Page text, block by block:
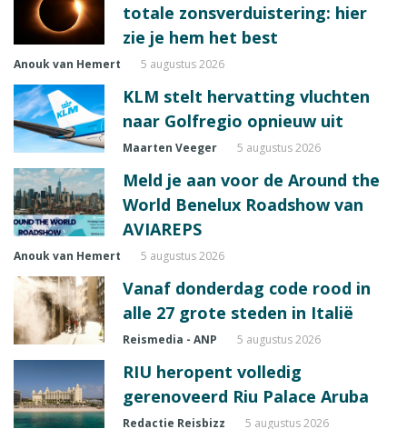
totale zonsverduistering: hier
zie je hem het best
Anouk van Hemert 5 augustus 2026
KLM stelt hervatting vluchten
naar Golfregio opnieuw uit
Maarten Veeger 5 augustus 2026
Meld je aan voor de Around the
World Benelux Roadshow van
AVIAREPS
Anouk van Hemert 5 augustus 2026
Vanaf donderdag code rood in
alle 27 grote steden in Italië
Reismedia - ANP 5 augustus 2026
RIU heropent volledig
gerenoveerd Riu Palace Aruba
Redactie Reisbizz 5 augustus 2026